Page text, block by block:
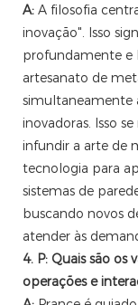
A: A filosofia
inovação". Isso
profundamente e
artesanato de
simultaneamente
inovadoras. Isso
infundir a arte de
tecnologia para
sistemas de
buscando novos
atender às
4. P: Quais são os
operações e